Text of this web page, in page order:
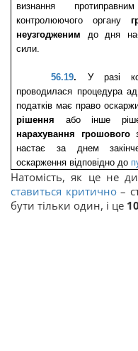
визнання
контролюючого органу
неузгодженим до дня
сили.
56.19. У разі
проводилася процедура
податків має право
рішення або інше
нарахування грошового
настає за днем
оскарження відповідно до
Натомість, як це не
ставиться критично–
бути тільки один, і це